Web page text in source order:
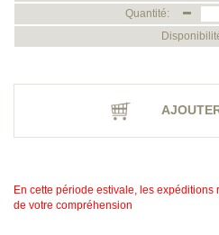
Quantité:
En cette période estivale, les
de votre compréhension